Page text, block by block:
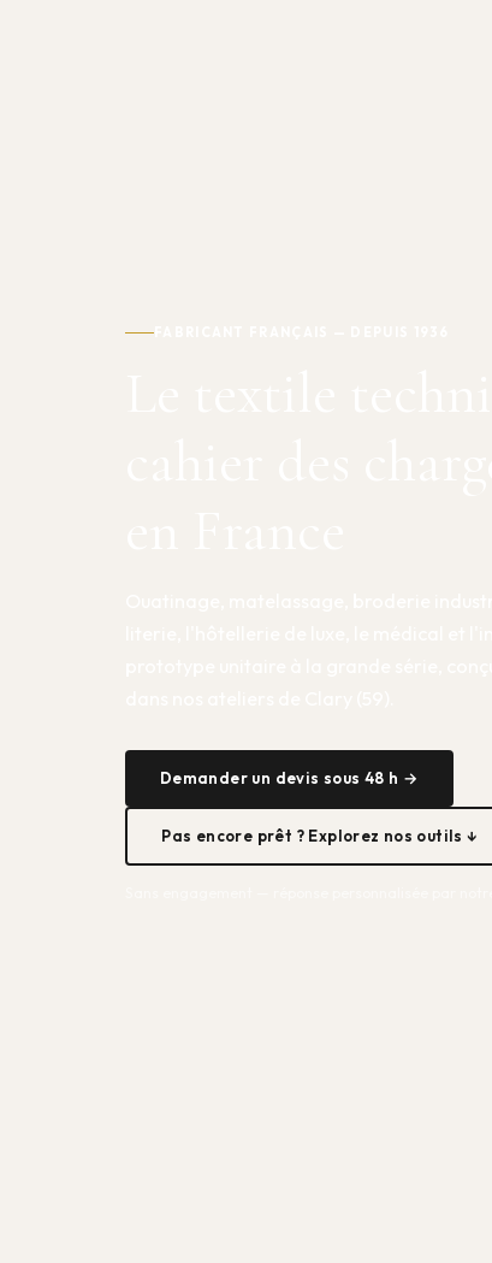
Demander un devis sous 48 h →
Pas encore prêt ? Explorez nos outils ↓